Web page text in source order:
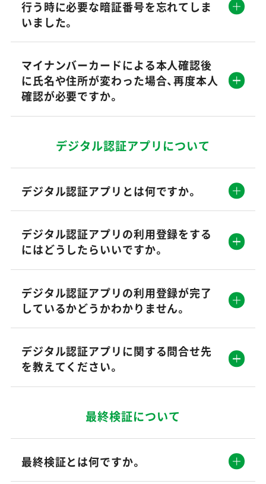
行う時に必要な暗証番号を忘れてしま
いました。
マイナンバーカードによる本人確認後
に氏名や住所が変わった場合、再度本人
確認が必要ですか。
デジタル認証アプリについて
デジタル認証アプリとは何ですか。
デジタル認証アプリの利用登録をする
にはどうしたらいいですか。
デジタル認証アプリの利用登録が完了
しているかどうかわかりません。
デジタル認証アプリに関する問合せ先
を教えてください。
最終検証について
最終検証とは何ですか。